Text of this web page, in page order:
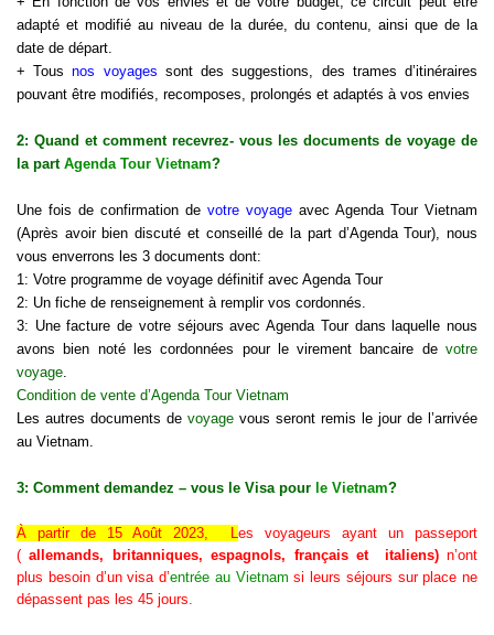
adapté et modifié au niveau de la durée, du contenu, ainsi que de la
date de départ.
+ Tousnos voyages sont des suggestions, des trames d’itinéraires
pouvant être modifiés, recomposes, prolongés et adaptés à vos envies
2: Quand et comment recevrez- vous les documents de voyage de
la part Agenda Tour Vietnam?
Une fois de confirmation de votre voyage avec Agenda Tour Vietnam
(Après avoir bien discuté et conseillé de la part d’Agenda Tour), nous
vous enverrons les 3 documents dont:
1: Votre programme de voyage définitif avec Agenda Tour
2: Un fiche de renseignement à remplir vos cordonnés.
3: Une facture de votre séjours avec Agenda Tour dans laquelle nous
avons bien noté les cordonnées pour le virement bancaire de votre
voyage.
Condition de vente d’Agenda Tour Vietnam
Les autres documents de voyage vous seront remis le jour de l’arrivée
au Vietnam.
3: Comment demandez – vous le Visa pour le Vietnam?
À partir de 15 Août 2023, Les voyageurs ayant un passeport
(allemands, britanniques, espagnols, français et italiens)n’ont
plus besoin d’un visa d’entrée au Vietnam si leurs séjours sur place ne
dépassent pas les 45 jours.